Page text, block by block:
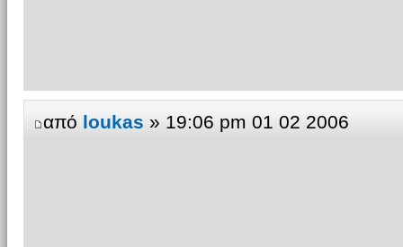
από loukas » 19:06 pm 01 02 2006